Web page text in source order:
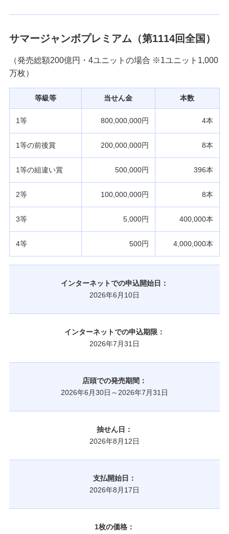
サマージャンボプレミアム（第1114回全国）
（発売総額200億円・4ユニットの場合 ※1ユニット1,000
万枚）
等級等 当せん金 本数
1等 800,000,000円 4本
1等の前後賞 200,000,000円 8本
1等の組違い賞 500,000円 396本
2等 100,000,000円 8本
3等 5,000円 400,000本
4等 500円 4,000,000本
インターネットでの申込開始日：
2026年6月10日
インターネットでの申込期限：
2026年7月31日
店頭での発売期間：
2026年6月30日～2026年7月31日
抽せん日：
2026年8月12日
支払開始日：
2026年8月17日
1枚の価格：